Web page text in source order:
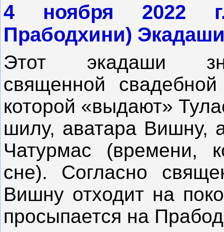
4 ноября 2022 г.
Прабодхини)
Этот экадаши
священной
которой «выдают»
шилу, аватара Вишну,
Чатурмас (времени,
сне). Согласно
Вишну отходит на
просыпается на